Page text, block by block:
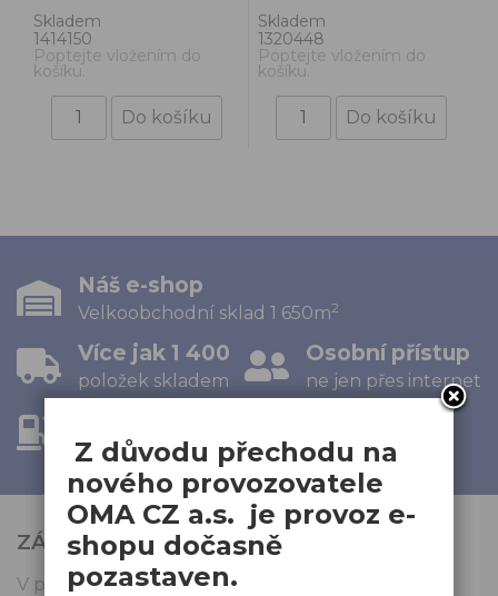
Skladem
1414150
Poptejte vložením do
košíku.
Skladem
1320448
Poptejte vložením do
košíku.
Náš e-shop
Velkoobchodní sklad 1 650m2
Více jak 1 400
položek skladem
Osobní přístup
ne jen přes internet
velkoobchodní prodej
ZÁKAZNICKÁ PODPORA
V pracovních dnech od 8:00 do 18:00
Z důvodu přechodu na
nového provozovatele
OMA CZ a.s. je provoz e-
shopu dočasně
pozastaven.